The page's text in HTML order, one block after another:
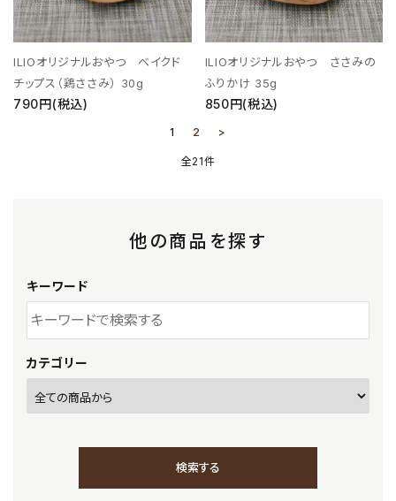
ILIOオリジナルおやつ ベイクド
チップス（鶏ささみ） 30g
790円(税込)
ILIOオリジナルおやつ ささみの
ふりかけ 35g
850円(税込)
1 2 >
全21件
他の商品を探す
キーワード
カテゴリー
検索する